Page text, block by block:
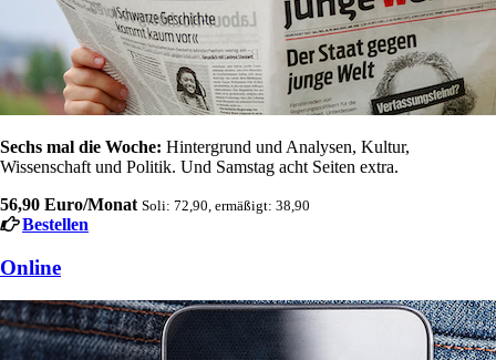
Sechs mal die Woche: Hintergrund und Analysen, Kultur,
Wissenschaft und Politik. Und Samstag acht Seiten extra.
56,90 Euro/Monat Soli: 72,90, ermäßigt: 38,90
Bestellen
Online